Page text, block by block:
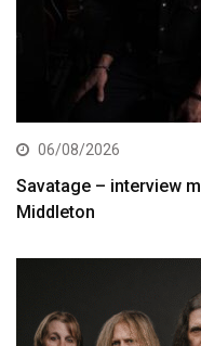
06/08/2026
Savatage – interview
Middleton